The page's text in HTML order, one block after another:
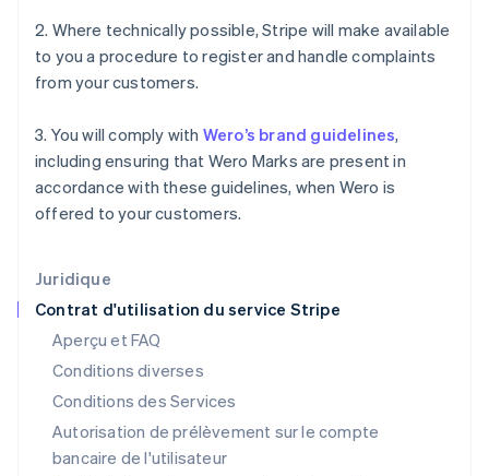
Juridique
Contrat d'utilisation du service Stripe
Aperçu et FAQ
Conditions diverses
Conditions des Services
Autorisation de prélèvement sur le compte
bancaire de l'utilisateur
2. Where technically possible, Stripe will make available
to you a procedure to register and handle complaints
from your customers.
3. You will comply with Wero’s brand guidelines,
including ensuring that Wero Marks are present in
accordance with these guidelines, when Wero is
offered to your customers.
English
Grèce
Hongrie
Inde
English
Irlande
Italie
Japon
日本語English
Lettonie
English
Liechtenstein
Lituanie
English
Luxembourg